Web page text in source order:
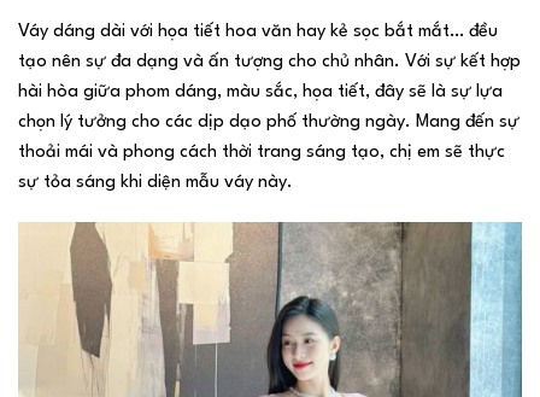
Váy dáng dài với họa tiết hoa văn hay kẻ sọc bắt mắt… đều
tạo nên sự đa dạng và ấn tượng cho chủ nhân. Với sự kết hợp
hài hòa giữa phom dáng, màu sắc, họa tiết, đây sẽ là sự lựa
chọn lý tưởng cho các dịp dạo phố thường ngày. Mang đến sự
thoải mái và phong cách thời trang sáng tạo, chị em sẽ thực
sự tỏa sáng khi diện mẫu váy này.